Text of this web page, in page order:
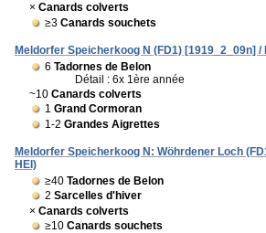
× Canards colverts
≥3 Canards souchets
Meldorfer Speicherkoog N (FD1) [1919_2_09n] /
6 Tadornes de Belon
Détail : 6x 1ère année
~10 Canards colverts
1 Grand Cormoran
1-2 Grandes Aigrettes
Meldorfer Speicherkoog N: Wöhrdener Loch
HEI)
≥40 Tadornes de Belon
2 Sarcelles d'hiver
× Canards colverts
≥10 Canards souchets